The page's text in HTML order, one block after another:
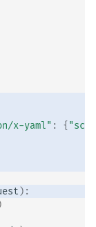
x-yaml" : {
):